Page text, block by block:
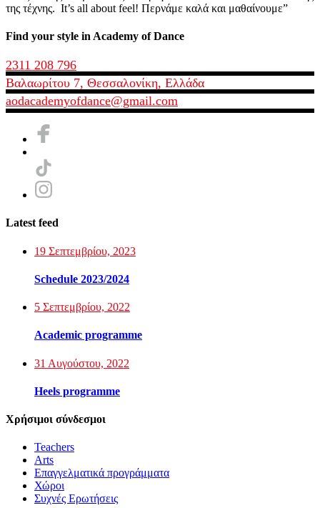
της τέχνης. It’s all about feel! Περνάμε καλά και μαθαίνουμε”
Find your style in Academy of Dance
2311 208 796
Βαλαωρίτου 7, Θεσσαλονίκη, Ελλάδα
aodacademyofdance@gmail.com
Latest feed
19 Σεπτεμβρίου, 2023
Schedule 2023/2024
5 Σεπτεμβρίου, 2022
Academic programme
31 Αυγούστου, 2022
Heels programme
Χρήσιμοι σύνδεσμοι
Teachers
Arts
Επαγγελματικά προγράμματα
Χώροι
Συχνές Ερωτήσεις